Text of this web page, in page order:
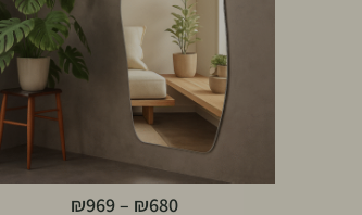
₪680
–
₪969